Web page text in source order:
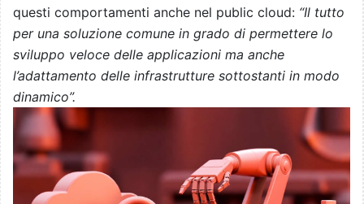
questi comportamenti anche nel public cloud: “Il tutto
per una soluzione comune in grado di permettere lo
sviluppo veloce delle applicazioni ma anche
l’adattamento delle infrastrutture sottostanti in modo
dinamico”.